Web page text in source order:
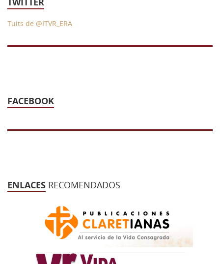
43 Semana (2014)
Tuits de @ITVR_ERA
FACEBOOK
ENLACES RECOMENDADOS